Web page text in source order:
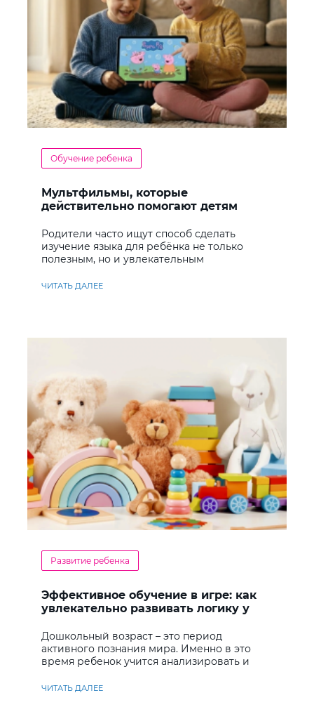
Обучение ребенка
Мультфильмы, которые
действительно помогают детям
Родители часто ищут способ сделать
изучение языка для ребёнка не только
полезным, но и увлекательным
ЧИТАТЬ ДАЛЕЕ
Развитие ребенка
Эффективное обучение в игре: как
увлекательно развивать логику у
Дошкольный возраст – это период
активного познания мира. Именно в это
время ребенок учится анализировать и
ЧИТАТЬ ДАЛЕЕ